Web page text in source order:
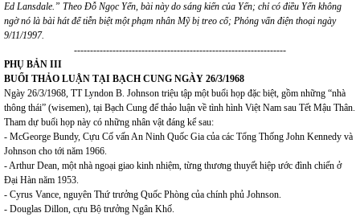
Ed Lansdale.” Theo Đỗ Ngọc Yến, bài này do sáng kiến của Yến; chỉ có điều Yến không
ngờ nó là bài hát để tiễn biệt một phạm nhân Mỹ bị treo cổ; Phỏng vấn điện thoại ngày
9/11/1997.
------------------------------------------------------------------
PHỤ BẢN III
BUỔI THẢO LUẬN TẠI BẠCH CUNG NGÀY 26/3/1968
Ngày 26/3/1968, TT Lyndon B. Johnson triệu tập một buổi họp đặc biệt, gồm những “nhà
thông thái” (wisemen), tại Bạch Cung để thảo luận về tình hình Việt Nam sau Tết Mậu Thân.
Tham dự buổi họp này có những nhân vật đáng kể sau:
- McGeorge Bundy, Cựu Cố vấn An Ninh Quốc Gia của các Tổng Thống John Kennedy và
Johnson cho tới năm 1966.
- Arthur Dean, một nhà ngoại giao kinh nhiệm, từng thương thuyết hiệp ước đình chiến ở
Đại Hàn năm 1953.
- Cyrus Vance, nguyên Thứ trưởng Quốc Phòng của chính phủ Johnson.
- Douglas Dillon, cựu Bộ trưởng Ngân Khố.